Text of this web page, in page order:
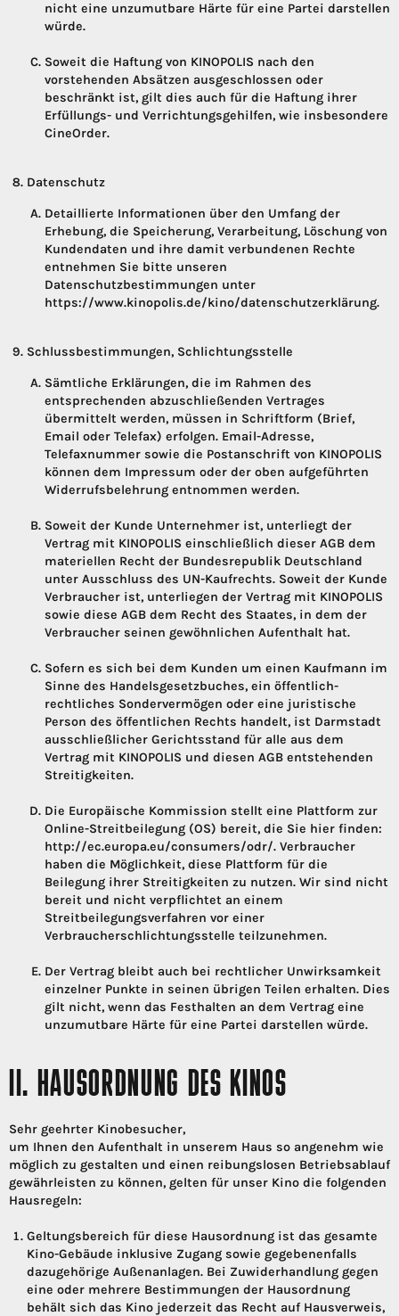
nicht eine unzumutbare Härte für eine Partei darstellen
würde.
Soweit die Haftung von KINOPOLIS nach den
vorstehenden Absätzen ausgeschlossen oder
beschränkt ist, gilt dies auch für die Haftung ihrer
Erfüllungs- und Verrichtungsgehilfen, wie insbesondere
CineOrder.
Datenschutz
Detaillierte Informationen über den Umfang der
Erhebung, die Speicherung, Verarbeitung, Löschung von
Kundendaten und ihre damit verbundenen Rechte
entnehmen Sie bitte unseren
Datenschutzbestimmungen unter
https://www.kinopolis.de/kino/datenschutzerklärung.
Schlussbestimmungen, Schlichtungsstelle
Sämtliche Erklärungen, die im Rahmen des
entsprechenden abzuschließenden Vertrages
übermittelt werden, müssen in Schriftform (Brief,
Email oder Telefax) erfolgen. Email-Adresse,
Telefaxnummer sowie die Postanschrift von KINOPOLIS
können dem Impressum oder der oben aufgeführten
Widerrufsbelehrung entnommen werden.
Soweit der Kunde Unternehmer ist, unterliegt der
Vertrag mit KINOPOLIS einschließlich dieser AGB dem
materiellen Recht der Bundesrepublik Deutschland
unter Ausschluss des UN-Kaufrechts. Soweit der Kunde
Verbraucher ist, unterliegen der Vertrag mit KINOPOLIS
sowie diese AGB dem Recht des Staates, in dem der
Verbraucher seinen gewöhnlichen Aufenthalt hat.
Sofern es sich bei dem Kunden um einen Kaufmann im
Sinne des Handelsgesetzbuches, ein öffentlich-
rechtliches Sondervermögen oder eine juristische
Person des öffentlichen Rechts handelt, ist Darmstadt
ausschließlicher Gerichtsstand für alle aus dem
Vertrag mit KINOPOLIS und diesen AGB entstehenden
Streitigkeiten.
Die Europäische Kommission stellt eine Plattform zur
Online-Streitbeilegung (OS) bereit, die Sie hier finden:
http://ec.europa.eu/consumers/odr/. Verbraucher
haben die Möglichkeit, diese Plattform für die
Beilegung ihrer Streitigkeiten zu nutzen. Wir sind nicht
bereit und nicht verpflichtet an einem
Streitbeilegungsverfahren vor einer
Verbraucherschlichtungsstelle teilzunehmen.
Der Vertrag bleibt auch bei rechtlicher Unwirksamkeit
einzelner Punkte in seinen übrigen Teilen erhalten. Dies
gilt nicht, wenn das Festhalten an dem Vertrag eine
unzumutbare Härte für eine Partei darstellen würde.
II. HAUSORDNUNG DES KINOS
Sehr geehrter Kinobesucher,
um Ihnen den Aufenthalt in unserem Haus so angenehm wie
möglich zu gestalten und einen reibungslosen Betriebsablauf
gewährleisten zu können, gelten für unser Kino die folgenden
Hausregeln:
Geltungsbereich für diese Hausordnung ist das gesamte
Kino-Gebäude inklusive Zugang sowie gegebenenfalls
dazugehörige Außenanlagen. Bei Zuwiderhandlung gegen
eine oder mehrere Bestimmungen der Hausordnung
behält sich das Kino jederzeit das Recht auf Hausverweis,